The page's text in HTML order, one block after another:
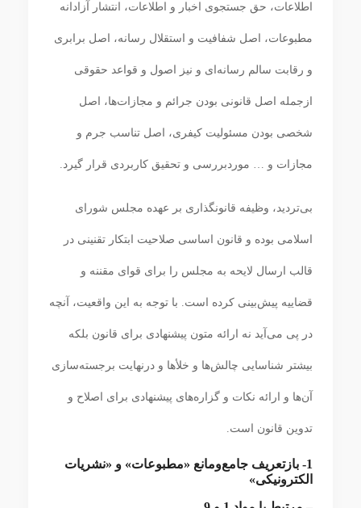
اطلاعات، حق جستجوی اخبار و اطلاعات، انتشار آزادانه
مطبوعات، اصل شفافیت و استقلال رسانه، اصل برابری
و رقابت سالم رسانه‌ای و نیز اصول و قواعد حقوقی
ازجمله اصل قانونی بودن جرائم و مجازات‌ها، اصل
شخصی بودن مسئولیت کیفری، اصل تناسب جرم و
مجازات و … موردبررسی و تحقیق کاربردی قرار گیرد.
بی‌تردید، وظیفه قانونگذاری بر عهده مجلس شورای
اسلامی بوده و قانون اساسی صلاحیت ابتکار تقنینی در
قالب ارسال لایحه به مجلس را برای قوای مقننه و
قضاییه پیش‌بینی کرده است. با توجه به این واقعیت، آنچه
در پی می‌آید نه ارائه متون پیشنهادی برای قانون بلکه
بیشتر شناسایی چالش‌ها و خلأها و درنهایت برجسته‌سازی
آن‌ها و ارائه نکات و گزاره‌های پیشنهادی برای اصلاح و
تدوین قانون است.
1- بازتعریف جامع‌ومانع «مطبوعات» و «نشریات
الکترونیکی»